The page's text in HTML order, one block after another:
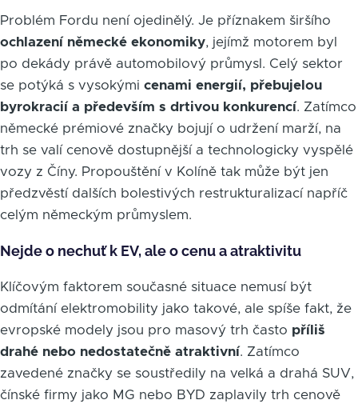
Problém Fordu není ojedinělý. Je příznakem širšího
ochlazení německé ekonomiky, jejímž motorem byl
po dekády právě automobilový průmysl. Celý sektor
se potýká s vysokými cenami energií, přebujelou
byrokracií a především s drtivou konkurencí. Zatímco
německé prémiové značky bojují o udržení marží, na
trh se valí cenově dostupnější a technologicky vyspělé
vozy z Číny. Propouštění v Kolíně tak může být jen
předzvěstí dalších bolestivých restrukturalizací napříč
celým německým průmyslem.
Nejde o nechuť k EV, ale o cenu a atraktivitu
Klíčovým faktorem současné situace nemusí být
odmítání elektromobility jako takové, ale spíše fakt, že
evropské modely jsou pro masový trh často příliš
drahé nebo nedostatečně atraktivní. Zatímco
zavedené značky se soustředily na velká a drahá SUV,
čínské firmy jako MG nebo BYD zaplavily trh cenově